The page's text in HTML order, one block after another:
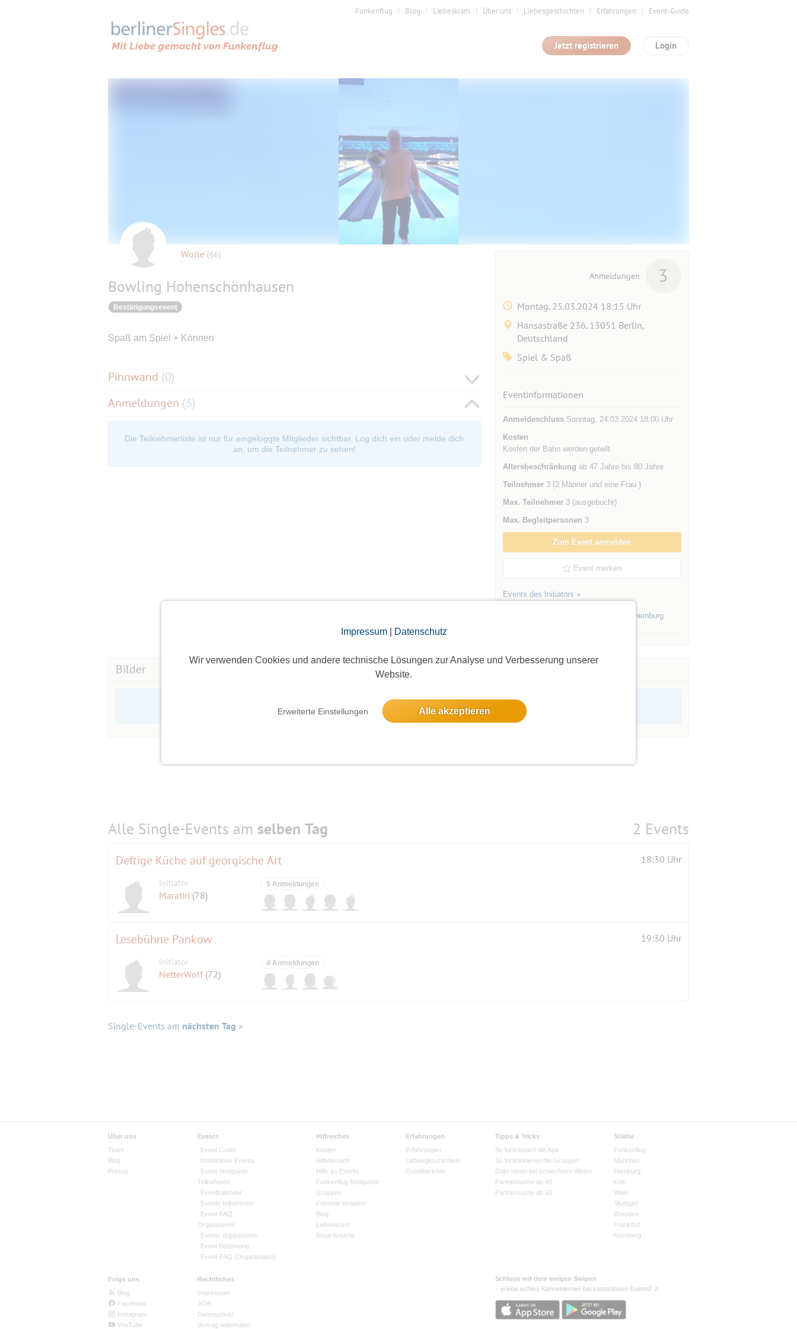
Impressum| Datenschutz
Wir verwenden Cookies und andere technische Lösungen zur Analyse und Verbesserung unserer
Website.
Erweiterte Einstellungen Alle akzeptieren
Funkenflug Blog Liebeskram Über uns Liebesgeschichten Erfahrungen Event-Guide
Login
Jetzt registrieren
Wolle (66)
Bowling Hohenschönhausen
Bestätigungsevent
Spaß am Spiel + Können
Pinnwand (0)
Anmeldungen (3)
Die Teilnehmerliste ist nur für eingeloggte Mitglieder sichtbar. Log dich ein oder melde dich
an, um die Teilnehmer zu sehen!
Anmeldungen 3
Montag, 25.03.2024 18:15 Uhr
Hansastraße 236, 13051 Berlin,
Deutschland
Spiel & Spaß
Eventinformationen
AnmeldeschlussSonntag, 24.03.2024 18:00 Uhr
Kosten
Kosten der Bahn werden geteilt
Altersbeschränkung ab 47 Jahre bis 80 Jahre
Teilnehmer3 (2 Männer und eine Frau )
Max. Teilnehmer3 (ausgebucht)
Max. Begleitpersonen 3
Zum Event anmelden
Event merken
Events des Initiators »
Oranienburg
Bilder
Die Bildergalerien sind nur für eingeloggte Mitglieder sichtbar.
Alle Single-Events am selben Tag 2 Events
Deftige Küche auf georgische Art 18:30 Uhr
Initiator
Maratiri (78)
5 Anmeldungen
Lesebühne Pankow 19:30 Uhr
Initiator
NetterWolf (72)
4 Anmeldungen
Single-Events am nächsten Tag »
Über uns
Team
Blog
Presse
Events
Event Guide
Kostenlose Events
Event-Netiquette
Teilnehmen
Eventkalender
Events teilnehmen
Event-FAQ
Organisieren
Events organisieren
Event Belohnung
Event-FAQ (Organisation)
Hilfreiches
Kosten
Hilfebereich
Hilfe zu Events
Funkenflug Netiquette
Gruppen
Freunde einladen
Blog
Liebeskram
Neue Ansicht
Erfahrungen
Erfahrungen
Liebesgeschichten
Eventberichte
Tipps & Tricks
So funktioniert die App
So funktionieren die Gruppen
Date-Ideen bei schlechtem Wetter
Partnersuche ab 40
Partnersuche ab 50
Städte
Funkenflug
München
Hamburg
Köln
Wien
Stuttgart
Dresden
Frankfurt
Nürnberg
Folge uns
Blog
Facebook
Instagram
YouTube
Rechtliches
Impressum
AGB
Datenschutz
Vertrag widerrufen
Schluss mit dem ewigen Swipen
– erlebe echtes Kennenlernen bei kostenlosen Events! 🎉